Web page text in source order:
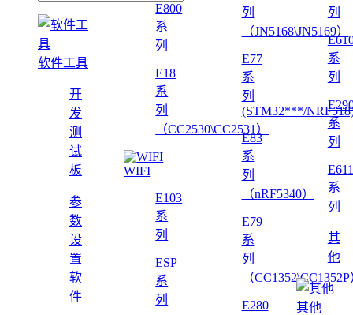
软件工具
开
发
测
试
板
参
数
设
置
软
件
E800
系
列
E18
系
列
（CC2530\CC2531）
WIFI
E103
系
列
ESP
系
列
列
（JN5168\JN5169）
E77
系
列
(STM32***/
E83
系
列
（nRF5340）
E79
系
列
（
E280
列
系
列
系
列
E611
系
列
其
他
其他